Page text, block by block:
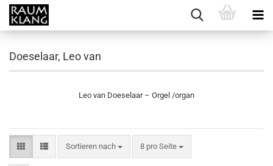
Doeselaar, Leo van
Leo van Doeselaar – Orgel /organ
Sortieren nach
Sortieren nach 8 pro Seite
pro Seite